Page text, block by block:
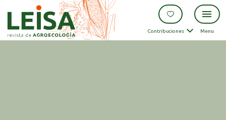
Contribuciones Menu